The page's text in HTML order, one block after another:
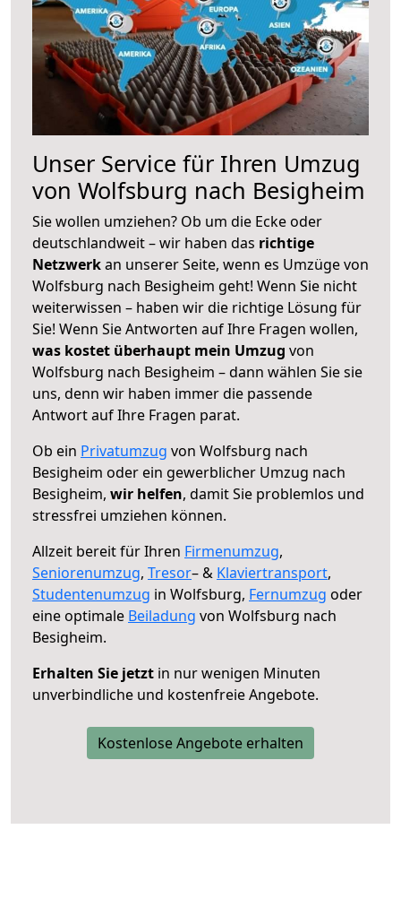
Unser Service für Ihren Umzug
von Wolfsburg nach Besigheim
Sie wollen umziehen? Ob um die Ecke oder
deutschlandweit – wir haben das richtige
Netzwerkan unserer Seite, wenn es Umzüge von
Wolfsburg nach Besigheim geht! Wenn Sie nicht
weiterwissen – haben wir die richtige Lösung für
Sie! Wenn Sie Antworten auf Ihre Fragen wollen,
was kostet überhaupt mein Umzug von
Wolfsburg nach Besigheim – dann wählen Sie sie
uns, denn wir haben immer die passende
Antwort auf Ihre Fragen parat.
Ob ein Privatumzug von Wolfsburg nach
Besigheim oder ein gewerblicher Umzug nach
Besigheim, wir helfen, damit Sie problemlos und
stressfrei umziehen können.
Allzeit bereit für Ihren Firmenumzug,
Seniorenumzug, Tresor– & Klaviertransport,
Studentenumzug in Wolfsburg, Fernumzug oder
eine optimale Beiladung von Wolfsburg nach
Besigheim.
Erhalten Sie jetzt in nur wenigen Minuten
unverbindliche und kostenfreie Angebote.
Kostenlose Angebote erhalten